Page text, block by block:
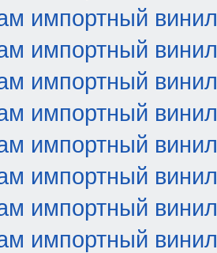
импортный винил
импортный винил
импортный винил
импортный винил
импортный винил
импортный винил
импортный винил
импортный винил